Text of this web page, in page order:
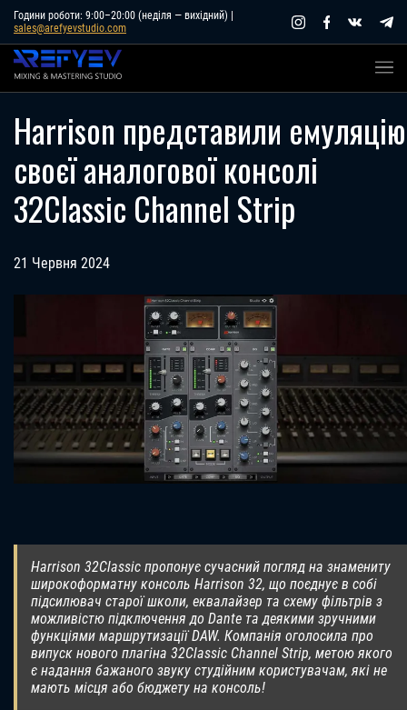
Skip
content
Години роботи: 9:00–20:00 (неділя — вихідний) |
sales@arefyevstudio.com
Harrison представили емуляцію
своєї аналогової консолі
32Classic Channel Strip
21 Червня 2024
Harrison 32Classic пропонує сучасний погляд на знамениту
широкоформатну консоль Harrison 32, що поєднує в собі
підсилювач старої школи, еквалайзер та схему фільтрів з
можливістю підключення до Dante та деякими зручними
функціями маршрутизації DAW. Компанія оголосила про
випуск нового плагіна 32Classic Channel Strip, метою якого
є надання бажаного звуку студійним користувачам, які не
мають місця або бюджету на консоль!